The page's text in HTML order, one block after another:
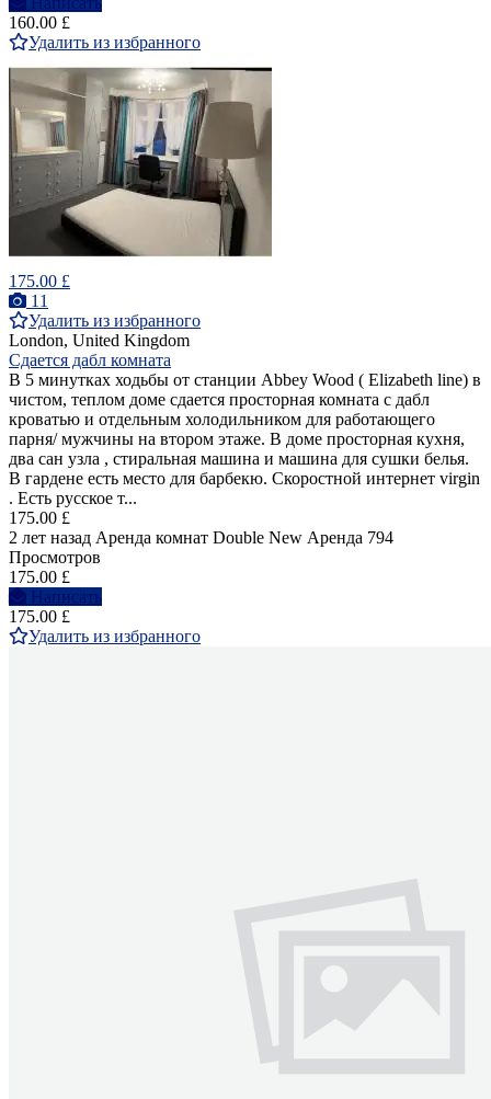
160.00 £
Удалить из избранного
175.00 £
11
Удалить из избранного
London, United Kingdom
Сдается дабл комната
В 5 минутках ходьбы от станции Abbey Wood ( Elizabeth line) в
чистом, теплом доме сдается просторная комната с дабл
кроватью и отдельным холодильником для работающего
парня/ мужчины на втором этаже. В доме просторная кухня,
два сан узла , стиральная машина и машина для сушки белья.
В гардене есть место для барбекю. Скоростной интернет virgin
. Есть русское т...
175.00 £
2 лет назад Аренда комнат Double New Аренда 794
Просмотров
175.00 £
Написать
175.00 £
Удалить из избранного